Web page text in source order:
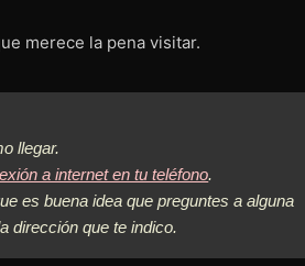
merece la pena visitar.
llegar.
a internet en tu teléfono.
es buena idea que preguntes a alguna
dirección que te indico.